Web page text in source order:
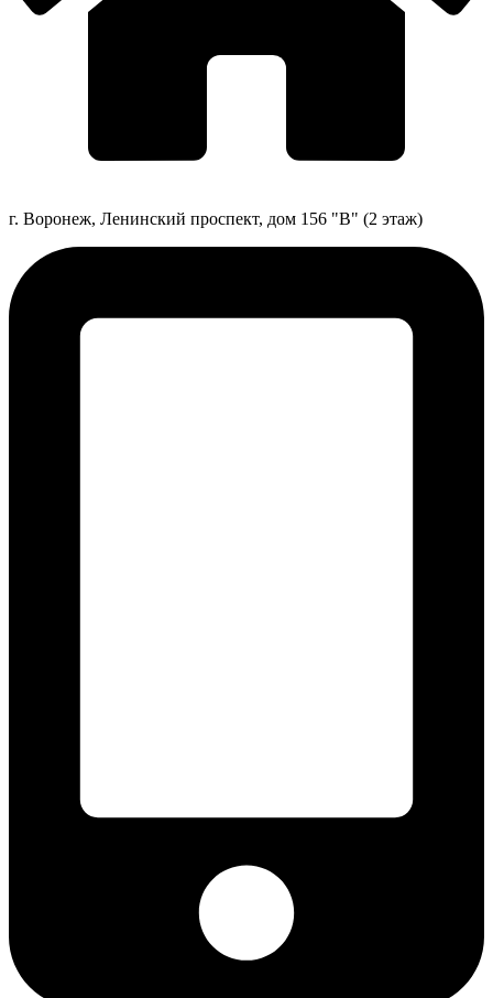
г. Воронеж, Ленинский проспект, дом 156 "В" (2 этаж)